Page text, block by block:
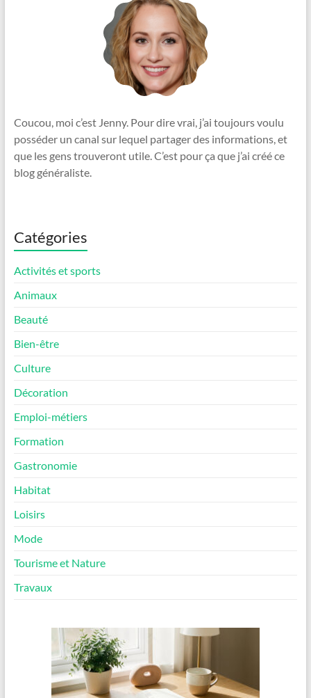
Coucou, moi c’est Jenny. Pour dire vrai, j’ai toujours voulu
posséder un canal sur lequel partager des informations, et
que les gens trouveront utile. C’est pour ça que j’ai créé ce
blog généraliste.
Catégories
Activités et sports
Animaux
Beauté
Bien-être
Culture
Décoration
Emploi-métiers
Formation
Gastronomie
Habitat
Loisirs
Mode
Tourisme et Nature
Travaux